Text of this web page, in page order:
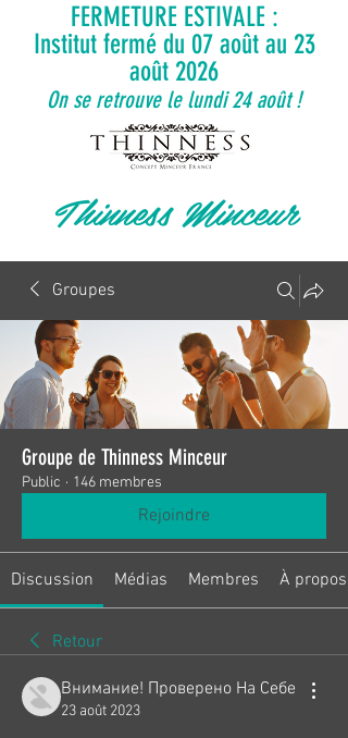
FERMETURE ESTIVALE :
Institut fermé du 07 août au 23
août 2026
On se retrouve le lundi 24 août !
Thinness Minceur
Groupes
Groupe de Thinness Minceur
Public · 146 membres
Rejoindre
Discussion Médias Membres À propos
Retour
Внимание! Проверено На Себе
23 août 2023